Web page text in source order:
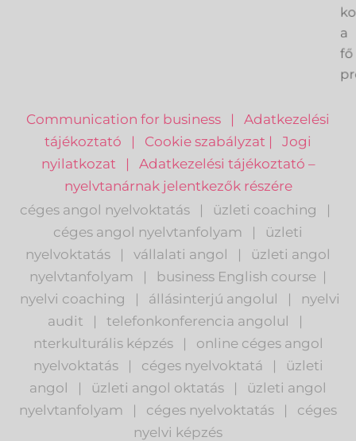
a
Communication for business | Adatkezelési
tájékoztató | Cookie szabályzat | Jogi
nyilatkozat | Adatkezelési tájékoztató –
nyelvtanárnak jelentkezők részére
céges angol nyelvoktatás
| üzleti coaching
|
céges angol nyelvtanfolyam
|
üzleti
nyelvoktatás
| vállalati angol |
üzleti angol
nyelvtanfolyam
| business English course |
nyelvi coaching
| állásinterjú angolul |
nyelvi
audit
| telefonkonferencia angolul
|
nterkulturális képzés
| online céges angol
nyelvoktatás
| céges nyelvoktatá |
üzleti
angol
| üzleti angol oktatás |
üzleti angol
nyelvtanfolyam
| céges nyelvoktatás |
céges
nyelvi képzés